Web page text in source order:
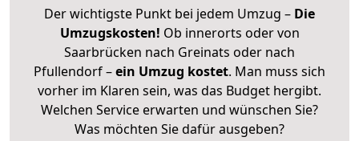
Der wichtigste Punkt bei jedem Umzug – Die
Umzugskosten! Ob innerorts oder von
Saarbrücken nach Greinats oder nach
Pfullendorf –ein Umzug kostet. Man muss sich
vorher im Klaren sein, was das Budget hergibt.
Welchen Service erwarten und wünschen Sie?
Was möchten Sie dafür ausgeben?